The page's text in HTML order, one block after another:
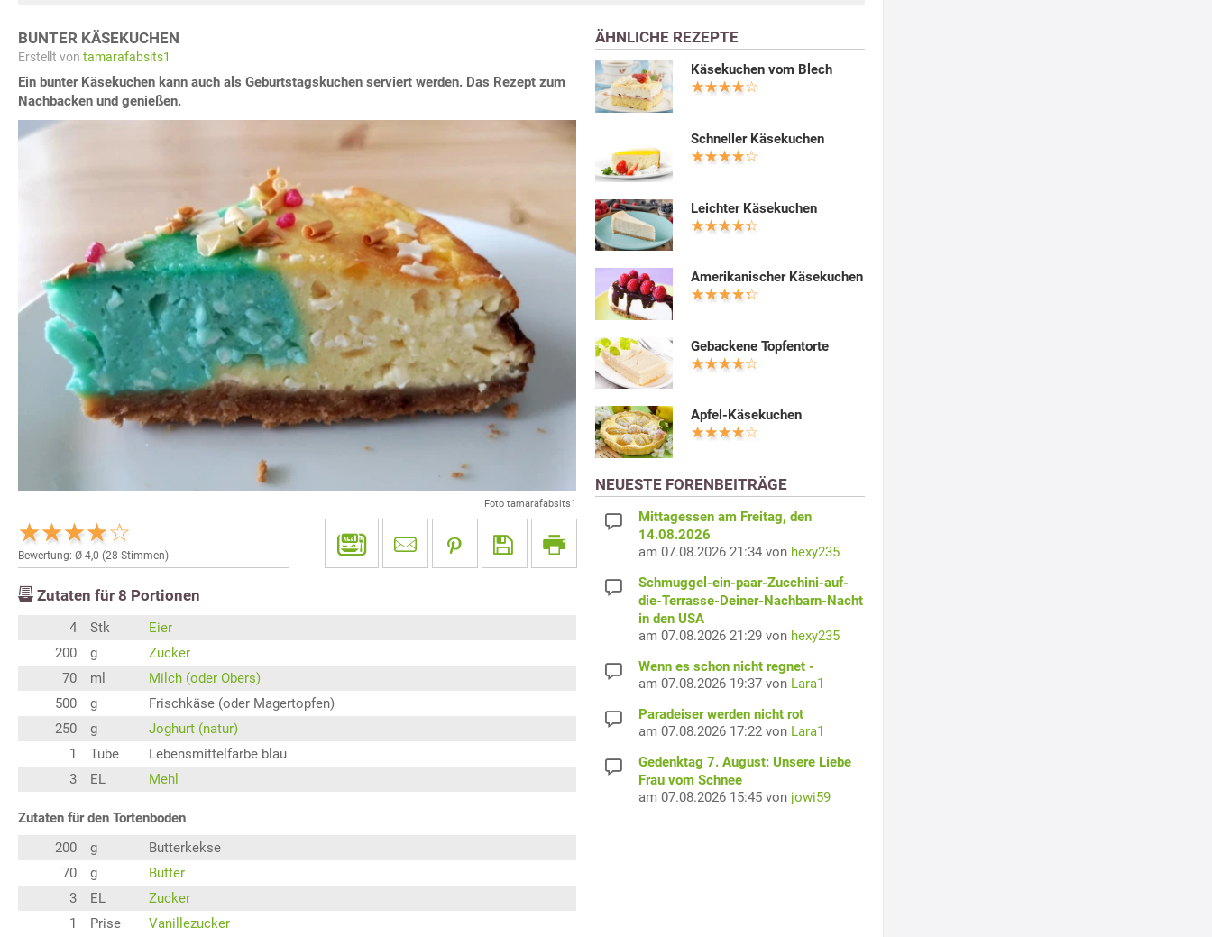
BUNTER KÄSEKUCHEN
Erstellt von tamarafabsits1
Ein bunter Käsekuchen kann auch als Geburtstagskuchen serviert werden. Das Rezept zum
Nachbacken und genießen.
Foto tamarafabsits1
Bewertung: Ø 4,0 (28 Stimmen)
Zutaten für 8 Portionen
4 Stk
Eier
200
g
Zucker
70
ml
Milch (oder Obers)
500
g
Frischkäse (oder Magertopfen)
250
g
Joghurt (natur)
1
Tube
Lebensmittelfarbe blau
3
EL Mehl
Zutaten für den Tortenboden
200
g
Butterkekse
70
g
Butter
3
EL
Zucker
1
Prise Vanillezucker
ÄHNLICHE REZEPTE
Käsekuchen vom Blech
Schneller Käsekuchen
Leichter Käsekuchen
Amerikanischer Käsekuchen
Gebackene Topfentorte
Apfel-Käsekuchen
NEUESTE FORENBEITRÄGE
Mittagessen am Freitag, den
14.08.2026
am 07.08.2026 21:34 von hexy235
Schmuggel-ein-paar-Zucchini-auf-
die-Terrasse-Deiner-Nachbarn-Nacht
in den USA
am 07.08.2026 21:29 von hexy235
Wenn es schon nicht regnet -
am 07.08.2026 19:37 von Lara1
Paradeiser werden nicht rot
am 07.08.2026 17:22 von Lara1
Gedenktag 7. August: Unsere Liebe
Frau vom Schnee
am 07.08.2026 15:45 von jowi59